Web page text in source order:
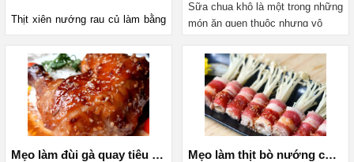
Thịt xiên nướng rau củ làm bằng
nồi chiên không dầu vừa đơn
giản, nhanh chóng lại đảm bảo
hương thơm chuẩn vị nhà hàng.
Bài viết dưới đây sẽ mách bạn
các bước làm chi tiết.
Sữa chua khô là một trong những
món ăn quen thuộc nhưng vô
sức khỏe được nhiều người yêu
thích. Cách làm sữa chua khô
bằng lò nướng rất dễ vừa nhanh
chóng lại vừa đơn giản, ai cũng
có thể làm được. Bài viết dưới
đây của MediaMart sẽ hướng
dẫn chi tiết cho bạn.
Mẹo làm đùi gà quay tiêu đen bằng nồi chiên không dầu thơm lừng Mẹo làm thịt bò nướng cuộn nấm kim bằng nồi chiên không dầu đậm vị